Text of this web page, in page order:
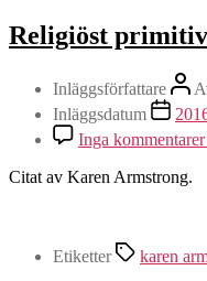
Religiöst
Inläggsförfattare
Inläggsdatum
Inga kommentarer
Citat av Karen Armstrong.
Etiketter karen